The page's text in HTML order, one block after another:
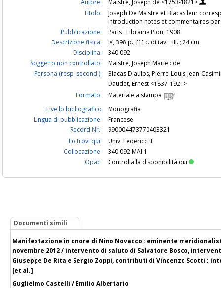
Autore:
Maistre, Joseph de <1753-1821>
Titolo:
Joseph De Maistre et Blacas leur
introduction notes et commentaires par
Pubblicazione:
Paris : Librairie Plon, 1908
Descrizione fisica:
IX, 398 p., [1] c. di tav. : ill. ; 24 cm
Disciplina:
340.092
Soggetto non controllato:
Maistre, Joseph Marie : de
Persona (resp. second.):
Blacas D'aulps, Pierre-Louis-Jean-
Daudet, Ernest <1837-1921>
Formato:
Materiale a stampa
Livello bibliografico
Monografia
Lingua di pubblicazione:
Francese
Record Nr.:
990004473770403321
Lo trovi qui:
Univ. Federico II
Collocazione:
340.092 MAI 1
Opac:
Controlla la disponibilità qui
Documenti simili
Manifestazione in onore di Nino Novacco : eminente
novembre 2012 / intervento di saluto di Salvatore Bosco,
Giuseppe De Rita e Sergio Zoppi, contributi di Vincenzo Scotti ;
[et al.]
Guglielmo Castelli / Emilio Albertario